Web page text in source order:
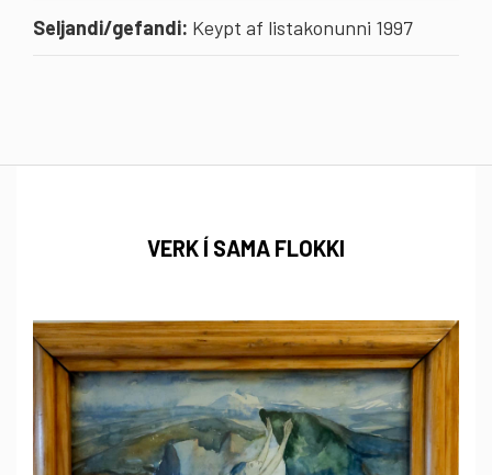
Seljandi/gefandi: Keypt af listakonunni 1997
VERK Í SAMA FLOKKI